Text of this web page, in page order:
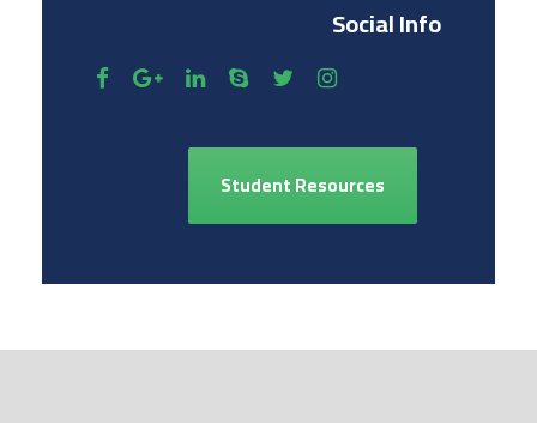
Social Info
Student Resources